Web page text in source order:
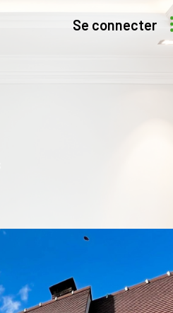
se connecter